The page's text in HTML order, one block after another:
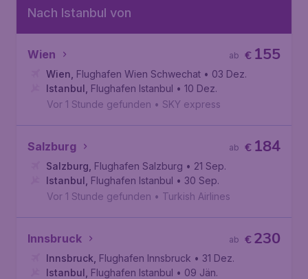
Nach Istanbul von
Wien € 155
ab
Wien Flughafen Wien Schwechat • 03 Dez.
Istanbul Flughafen Istanbul • 10 Dez.
Vor 1 Stunde gefunden • SKY express
Salzburg € 184
ab
Salzburg Flughafen Salzburg • 21 Sep.
Istanbul Flughafen Istanbul • 30 Sep.
Vor 1 Stunde gefunden • Turkish Airlines
Innsbruck €230
ab
Innsbruck Flughafen Innsbruck • 31 Dez.
Istanbul Flughafen Istanbul • 09 Jän.